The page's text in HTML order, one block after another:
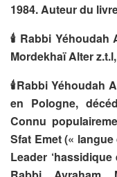
1984. Auteur du
🕯 Rabbi Yéhoudah
Mordekhaï Alter
🕯Rabbi Yéhoudah
en Pologne,
Connu
Sfat Emet («
Leader